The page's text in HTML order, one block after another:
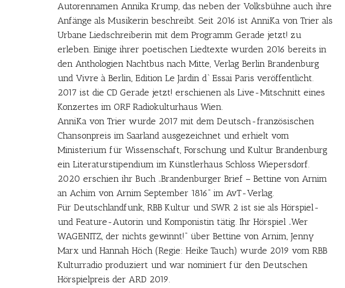
Autorennamen Annika Krump, das neben der Volksbühne auch ihre
Anfänge als Musikerin beschreibt. Seit 2016 ist AnniKa von Trier als
Urbane Liedschreiberin mit dem Programm Gerade jetzt! zu
erleben. Einige ihrer poetischen Liedtexte wurden 2016 bereits in
den Anthologien Nachtbus nach Mitte, Verlag Berlin Brandenburg
und Vivre à Berlin, Edition Le Jardin d` Essai Paris veröffentlicht.
2017 ist die CD Gerade jetzt! erschienen als Live-Mitschnitt eines
Konzertes im ORF Radiokulturhaus Wien.
AnniKa von Trier wurde 2017 mit dem Deutsch-französischen
Chansonpreis im Saarland ausgezeichnet und erhielt vom
Ministerium für Wissenschaft, Forschung und Kultur Brandenburg
ein Literaturstipendium im Künstlerhaus Schloss Wiepersdorf.
2020 erschien ihr Buch „Brandenburger Brief – Bettine von Arnim
an Achim von Arnim September 1816“ im AvT-Verlag.
Für Deutschlandfunk, RBB Kultur und SWR 2 ist sie als Hörspiel-
und Feature-Autorin und Komponistin tätig. Ihr Hörspiel „Wer
WAGENITZ, der nichts gewinnt!“ über Bettine von Arnim, Jenny
Marx und Hannah Höch (Regie: Heike Tauch) wurde 2019 vom RBB
Kulturradio produziert und war nominiert für den Deutschen
Hörspielpreis der ARD 2019.